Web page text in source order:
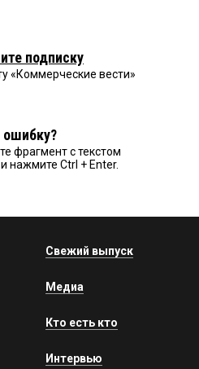
подписку
«Коммерческие вести»
фрагмент с текстом
нажмите Ctrl + Enter.
Свежий выпуск
Медиа
Кто есть кто
Интервью